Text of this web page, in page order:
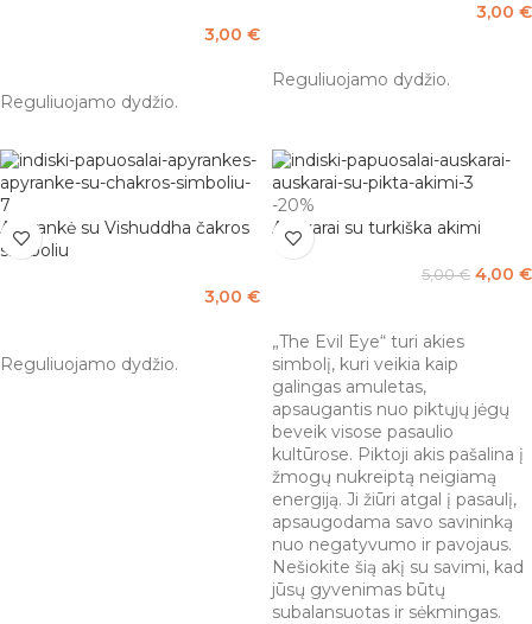
3,00 €
Reguliuojamo dydžio.
3,00 €
Reguliuojamo dydžio.
Apyrankė su Vishuddha čakros
simboliu
3,00 €
Reguliuojamo dydžio.
-20%
Auskarai su turkiška akimi
5,00€ 4,00 €
„The Evil Eye“ turi akies
simbolį, kuri veikia kaip
galingas amuletas,
apsaugantis nuo piktųjų jėgų
beveik visose pasaulio
kultūrose. Piktoji akis pašalina į
žmogų nukreiptą neigiamą
energiją. Ji žiūri atgal į pasaulį,
apsaugodama savo savininką
nuo negatyvumo ir pavojaus.
Nešiokite šią akį su savimi, kad
jūsų gyvenimas būtų
subalansuotas ir sėkmingas.